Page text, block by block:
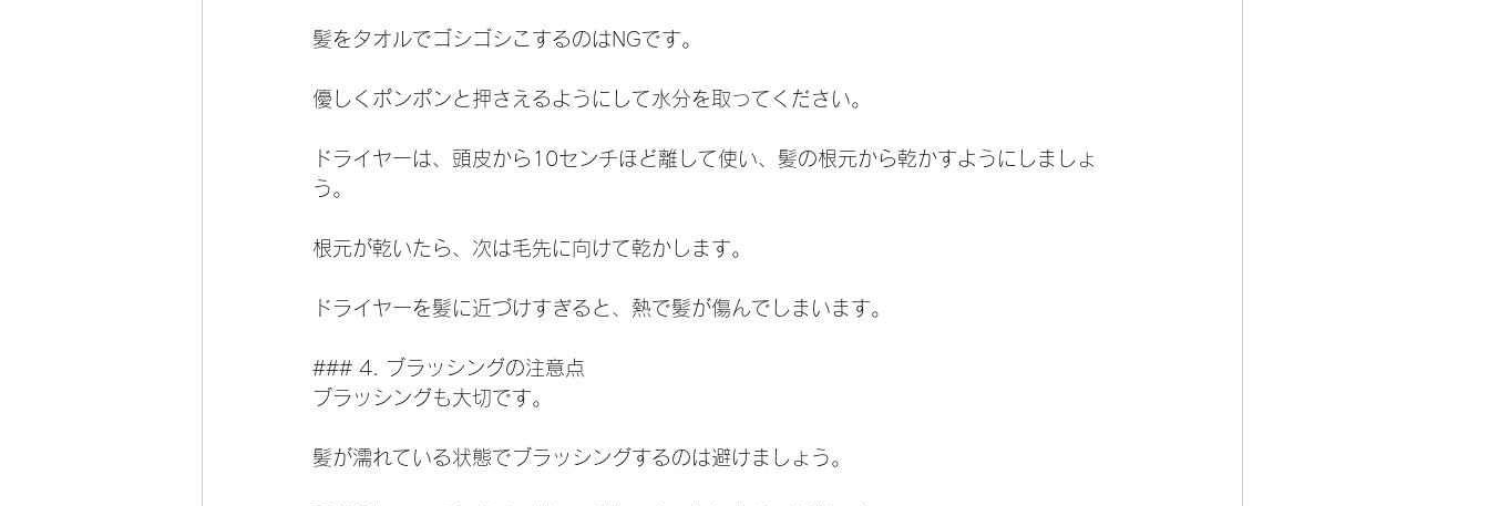
髪をタオルでゴシゴシこするのはNGです。
優しくポンポンと押さえるようにして水分を取ってください。
ドライヤーは、頭皮から10センチほど離して使い、髪の根元から乾かすようにしましょ
う。
根元が乾いたら、次は毛先に向けて乾かします。
ドライヤーを髪に近づけすぎると、熱で髪が傷んでしまいます。
### 4. ブラッシングの注意点
ブラッシングも大切です。
髪が濡れている状態でブラッシングするのは避けましょう。